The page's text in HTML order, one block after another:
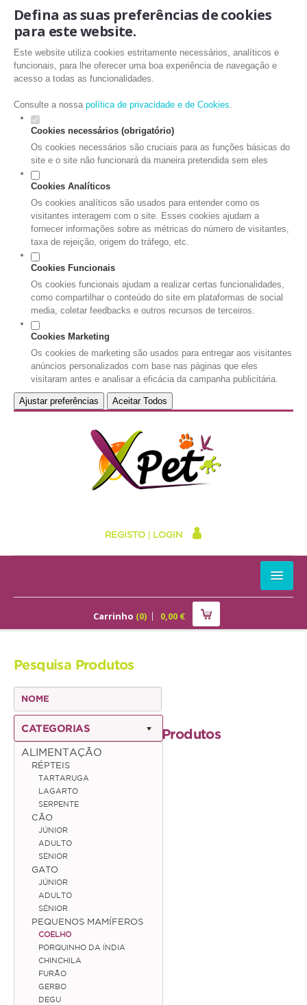
Defina as suas preferências de cookies
para este website.
Este website utiliza cookies estritamente necessários, analíticos e
funcionais, para lhe oferecer uma boa experiência de navegação e
acesso a todas as funcionalidades.
Consulte a nossa política de privacidade e de Cookies.
Cookies necessários (obrigatório)
Os cookies necessários são cruciais para as funções básicas do
site e o site não funcionará da maneira pretendida sem eles
Cookies Analíticos
Os cookies analíticos são usados para entender como os
visitantes interagem com o site. Esses cookies ajudam a
fornecer informações sobre as métricas do número de visitantes,
taxa de rejeição, origem do tráfego, etc.
Cookies Funcionais
Os cookies funcionais ajudam a realizar certas funcionalidades,
como compartilhar o conteúdo do site em plataformas de social
media, coletar feedbacks e outros recursos de terceiros.
Cookies Marketing
Os cookies de marketing são usados para entregar aos visitantes
anúncios personalizados com base nas páginas que eles
visitaram antes e analisar a eficácia da campanha publicitária.
Ajustar preferências Aceitar Todos
REGISTO LOGIN
ALIMENTAÇÃO
Júnior
Adulto
Sénior
Gato
Júnior
Adulto
Sénior
Pequenos Mamíferos
Coelho
Porquinho da Índia
Chinchila
Carrinho (0) 0,00€
Pesquisa Produtos
CATEGORIAS
ALIMENTAÇÃO
RÉPTEIS
TARTARUGA
LAGARTO
SERPENTE
CÃO
JÚNIOR
ADULTO
SÉNIOR
GATO
JÚNIOR
ADULTO
SÉNIOR
PEQUENOS MAMÍFEROS
COELHO
PORQUINHO DA ÍNDIA
CHINCHILA
FURÃO
GERBO
DEGU
Produtos